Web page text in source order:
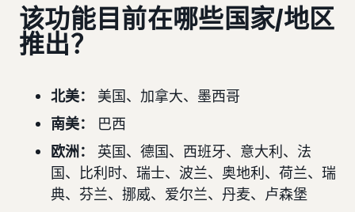
该功能目前在哪些国家/地区
推出？
北美： 美国、加拿大、墨西哥
南美：
巴西
欧洲 ：
英国、德国、西班牙、意大利、法
国、比利时、瑞士、波兰、奥地利、荷兰、瑞
典、芬兰、挪威、爱尔兰、丹麦、卢森堡